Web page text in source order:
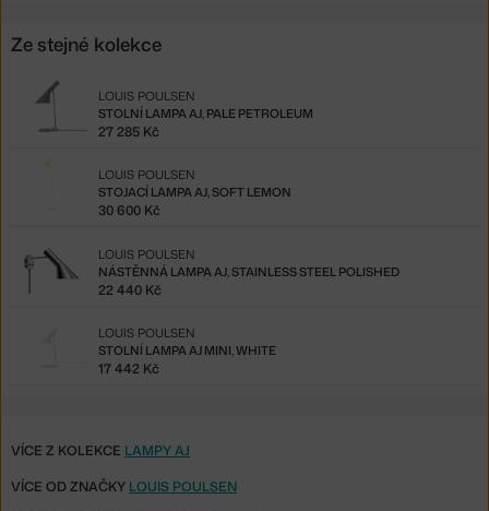
Ze stejné kolekce
STOLNÍ LAMPA AJ, PALE PETROLEUM
LOUIS POULSEN
27 285 Kč
STOJACÍ LAMPA AJ, SOFT LEMON
LOUIS POULSEN
30 600 Kč
NÁSTĚNNÁ LAMPA AJ, STAINLESS STEEL POLISHED
LOUIS POULSEN
22 440 Kč
STOLNÍ LAMPA AJ MINI, WHITE
LOUIS POULSEN
17 442 Kč
VÍCE Z KOLEKCE LAMPY AJ
VÍCE OD ZNAČKY LOUIS POULSEN